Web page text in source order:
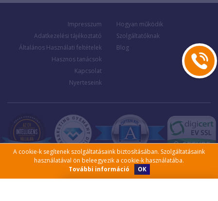
Impresszum
Adatkezelési tájékoztató
Általános Használati feltételek
Hasznos tanácsok
Kapcsolat
Nyerteseink
Hogyan működik
Szolgáltatóknak
Blog
A cookie-k segítenek szolgáltatásaink biztosításában. Szolgáltatásaink
használatával ön beleegyezik a cookie-k használatába.
További információ
OK